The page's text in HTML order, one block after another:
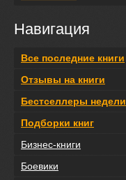
Навигация
Все последние книги
Отзывы на книги
Бестселлеры недели
Подборки книг
Бизнес-книги
Боевики